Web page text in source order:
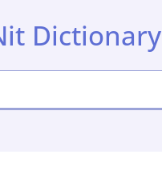
Dictionary